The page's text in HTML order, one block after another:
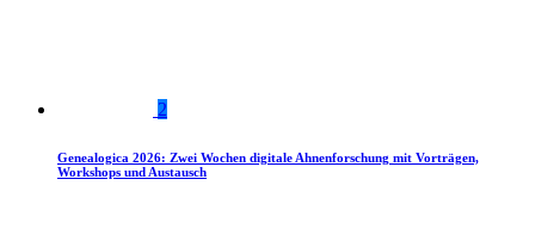
2
Genealogica 2026: Zwei Wochen digitale Ahnenforschung mit Vorträgen,
Workshops und Austausch